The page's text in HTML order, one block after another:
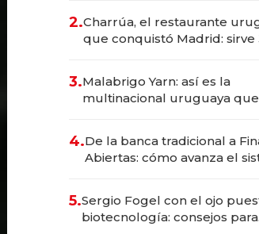
millones
2.Charrúa, el restaurante
que conquistó Madrid: sirve
prepara apertura
3.Malabrigo Yarn: así es la
multinacional uruguaya
4.De la banca tradicional a
Abiertas: cómo avanza el
5.Sergio Fogel con el ojo
biotecnología: consejos para